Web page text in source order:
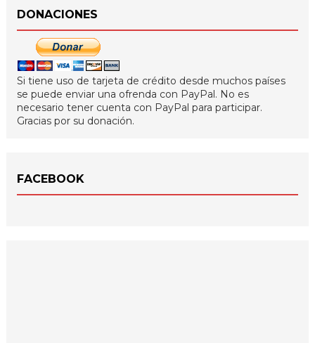
DONACIONES
Si tiene uso de tarjeta de crédito desde muchos países
se puede enviar una ofrenda con PayPal. No es
necesario tener cuenta con PayPal para participar.
Gracias por su donación.
FACEBOOK